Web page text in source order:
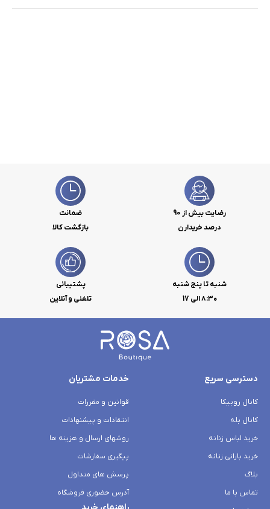
رضایت بیش از 90
درصد خریدارن
ضمانت
بازگشت کالا
شنبه تا پنج شنبه
۸:۳۰ الی 17
پشتیبانی
تلفنی و آنلاین
دسترسی سریع
کانال روبیکا
کانال بله
خرید لباس زنانه
خرید بارانی زنانه
بلاگ
تماس با ما
خدمات مشتریان
قوانین و مقررات
انتقادات و پیشنهادات
روشهای ارسال و هزینه ها
پیگیری سفارشات
پرسش های متداول
آدرس حضوری فروشگاه